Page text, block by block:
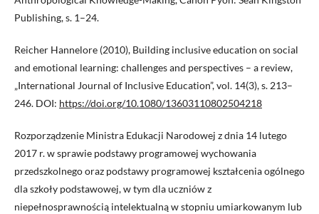
Publishing, s. 1–24.
Reicher Hannelore (2010), Building inclusive education on social
and emotional learning: challenges and perspectives – a review,
„International Journal of Inclusive Education”, vol. 14(3), s. 213–
246. DOI: https://doi.org/10.1080/13603110802504218
Rozporządzenie Ministra Edukacji Narodowej z dnia 14 lutego
2017 r. w sprawie podstawy programowej wychowania
przedszkolnego oraz podstawy programowej kształcenia ogólnego
dla szkoły podstawowej, w tym dla uczniów z
niepełnosprawnością intelektualną w stopniu umiarkowanym lub